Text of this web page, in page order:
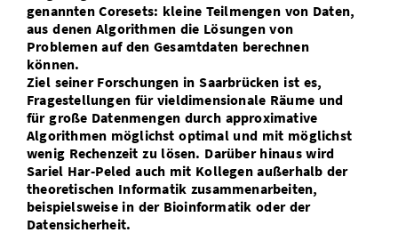
genannten Coresets: kleine Teilmengen von Daten,
aus denen Algorithmen die Lösungen von
Problemen auf den Gesamtdaten berechnen
können.
Ziel seiner Forschungen in Saarbrücken ist es,
Fragestellungen für vieldimensionale Räume und
für große Datenmengen durch approximative
Algorithmen möglichst optimal und mit möglichst
wenig Rechenzeit zu lösen. Darüber hinaus wird
Sariel Har-Peled auch mit Kollegen außerhalb der
theoretischen Informatik zusammenarbeiten,
beispielsweise in der Bioinformatik oder der
Datensicherheit.